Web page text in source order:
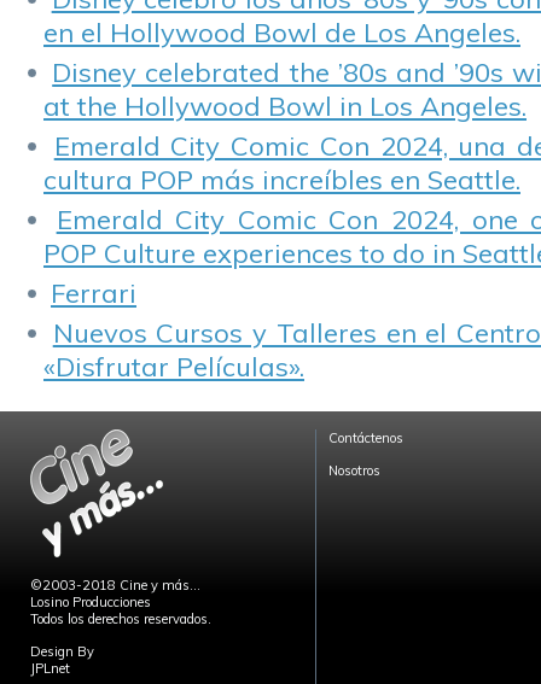
en el Hollywood Bowl de Los Angeles.
Disney celebrated the ’80s and ’90s
at the Hollywood Bowl in Los Angeles.
Emerald City Comic Con 2024, una
cultura POP más increíbles en Seattle.
Emerald City Comic Con 2024,
POP Culture experiences to do in
Ferrari
Nuevos Cursos y Talleres en el
«Disfrutar Películas».
©2003-2018 Cine y más...
Losino Producciones
Todos los derechos reservados.
Design By
JPLnet
Contáctenos
Nosotros